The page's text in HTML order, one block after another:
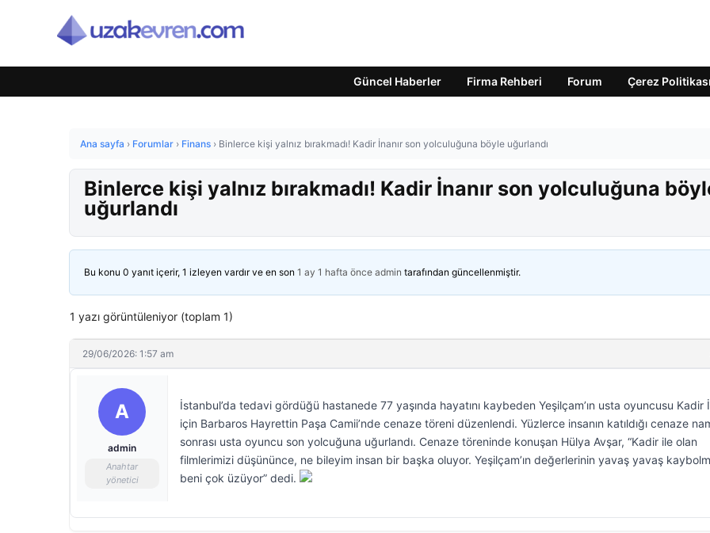
Güncel Haberler Firma Rehberi Forum Çerez Politikası
Ana sayfa › Forumlar › Finans › Binlerce kişi yalnız bırakmadı! Kadir İnanır son yolculuğuna böyle uğurlandı
Binlerce kişi yalnız bırakmadı! Kadir İnanır son yolculuğuna
uğurlandı
Bu konu 0 yanıt içerir, 1 izleyen vardır ve en son 1 ay 1 hafta önce admin tarafından güncellenmiştir.
1 yazı görüntüleniyor (toplam 1)
29/06/2026: 1:57 am
A
admin
Anahtar
yönetici
İstanbul’da tedavi gördüğü hastanede 77 yaşında hayatını kaybeden Yeşilçam’ın usta oyuncusu Kadir
için Barbaros Hayrettin Paşa Camii’nde cenaze töreni düzenlendi. Yüzlerce insanın katıldığı cenaze
sonrası usta oyuncu son yolcuğuna uğurlandı. Cenaze töreninde konuşan Hülya Avşar, “Kadir ile olan
filmlerimizi düşününce, ne bileyim insan bir başka oluyor. Yeşilçam’ın değerlerinin yavaş yavaş
beni çok üzüyor” dedi.